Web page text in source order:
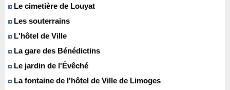
Le cimetière de Louyat
Les souterrains
L'hôtel de Ville
La gare des Bénédictins
Le jardin de l'Évêché
La fontaine de l'hôtel de Ville de Limoges